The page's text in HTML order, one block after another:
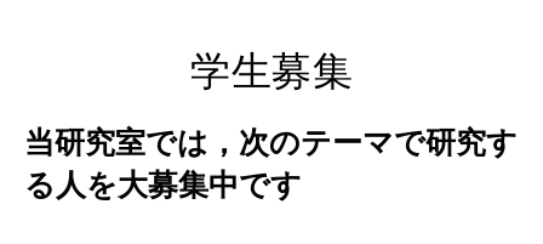
学生募集
当研究室では，次のテーマで研究す
る人を大募集中です